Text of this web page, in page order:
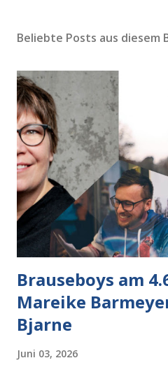
Beliebte Posts aus diesem
Brauseboys am
Mareike
Bjarne
Juni 03, 2026